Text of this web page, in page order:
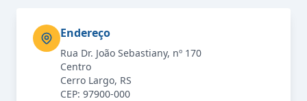
Endereço
Rua Dr. João Sebastiany, nº 170
Centro
Cerro Largo, RS
CEP: 97900-000